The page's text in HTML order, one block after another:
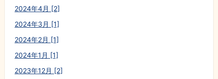
2024年4月 [2]
2024年3月 [1]
2024年2月 [1]
2024年1月 [1]
2023年12月 [2]